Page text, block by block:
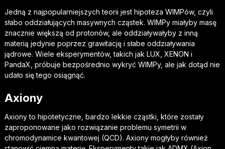
Jedną z najpopularniejszych teorii jest hipoteza WIMPów, czyli
słabo oddziałujących masywnych cząstek. WIMPy miałyby masę
znacznie większą od protonów, ale oddziaływałyby z inną
materią jedynie poprzez grawitację i słabe oddziaływania
jądrowe. Wiele eksperymentów, takich jak LUX, XENON i
PandaX, próbuje bezpośrednio wykryć WIMPy, ale jak dotąd nie
udało się tego osiągnąć.
Axiony
Axiony to hipotetyczne, bardzo lekkie cząstki, które zostały
zaproponowane jako rozwiązanie problemu symetrii w
chromodynamice kwantowej (QCD). Axiony mogłyby również